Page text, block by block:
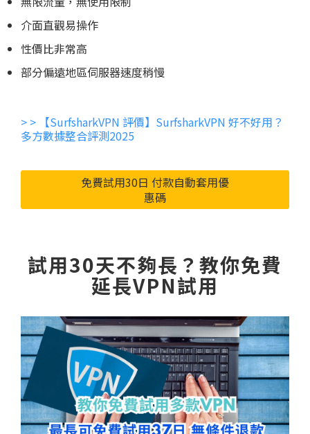
介面直觀易操作
性價比非常高
部分偏遠地區伺服器速度稍慢
> > 【SurfsharkVPN 評價】SurfsharkVPN 好不好用？
多方數據整合評測2025
免費試用30日 付款自動套用優
惠碼
試用30天不夠長？教你免費
延長VPN試用